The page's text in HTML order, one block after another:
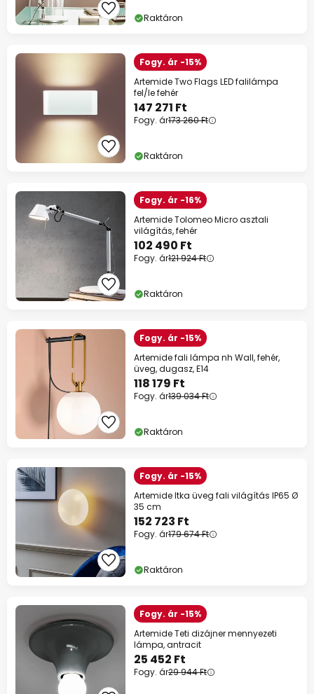
Raktáron
Fogy. ár -15%
Artemide Two Flags LED falilámpa
fel/le fehér
147 271 Ft
Fogy. ár173 260 Ft
Raktáron
Fogy. ár -16%
Artemide Tolomeo Micro asztali
világítás, fehér
102 490 Ft
Fogy. ár121 924 Ft
Raktáron
Fogy. ár -15%
Artemide fali lámpa nh Wall, fehér,
üveg, dugasz, E14
118 179 Ft
Fogy. ár139 034 Ft
Raktáron
Fogy. ár -15%
Artemide Itka üveg fali világítás IP65 Ø
35 cm
152 723 Ft
Fogy. ár179 674 Ft
Raktáron
Fogy. ár -15%
Artemide Teti dizájner mennyezeti
lámpa, antracit
25 452 Ft
Fogy. ár29 944 Ft